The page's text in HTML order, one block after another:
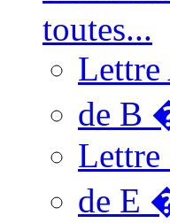
toutes...
Lettre
de B
Lettre
de E